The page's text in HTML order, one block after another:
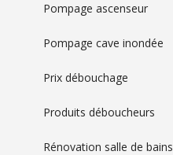
Pompage ascenseur
Pompage cave inondée
Prix débouchage
Produits déboucheurs
Rénovation salle de bains